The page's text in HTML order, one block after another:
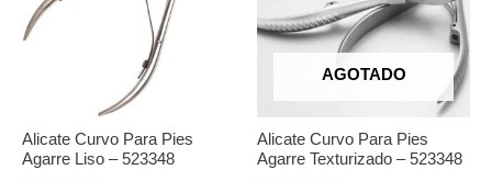
Alicate Curvo Para Pies
Agarre Liso – 523348
AGOTADO
Alicate Curvo Para Pies
Agarre Texturizado – 523348